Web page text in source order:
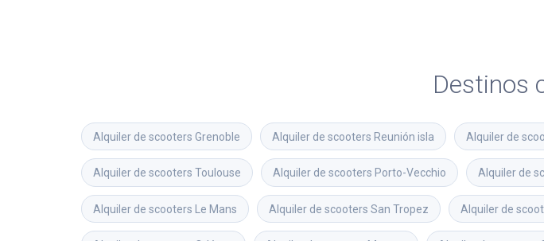
Destinos
Alquiler de scooters Grenoble Alquiler de scooters Reunión isla Alquiler de
Alquiler de scooters Toulouse Alquiler de scooters Porto-Vecchio Alquiler de
Alquiler de scooters Le Mans Alquiler de scooters San Tropez Alquiler de